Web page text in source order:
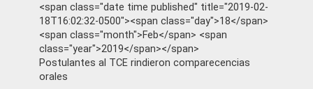
<span class="date time published" title="2019-02-
18T16:02:32-0500"><span class="day">18</span>
<span class="month">Feb</span> <span
class="year">2019</span></span>
Postulantes al TCE rindieron comparecencias
orales